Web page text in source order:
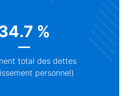
%
total des dettes
personnel)